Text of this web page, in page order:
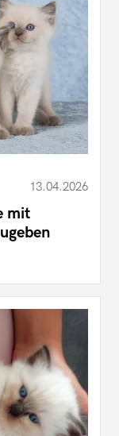
13.04.2026
mit